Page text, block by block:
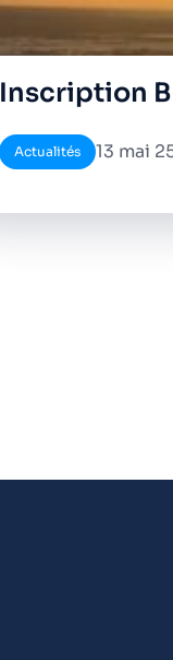
Inscription
Actualités 13 mai